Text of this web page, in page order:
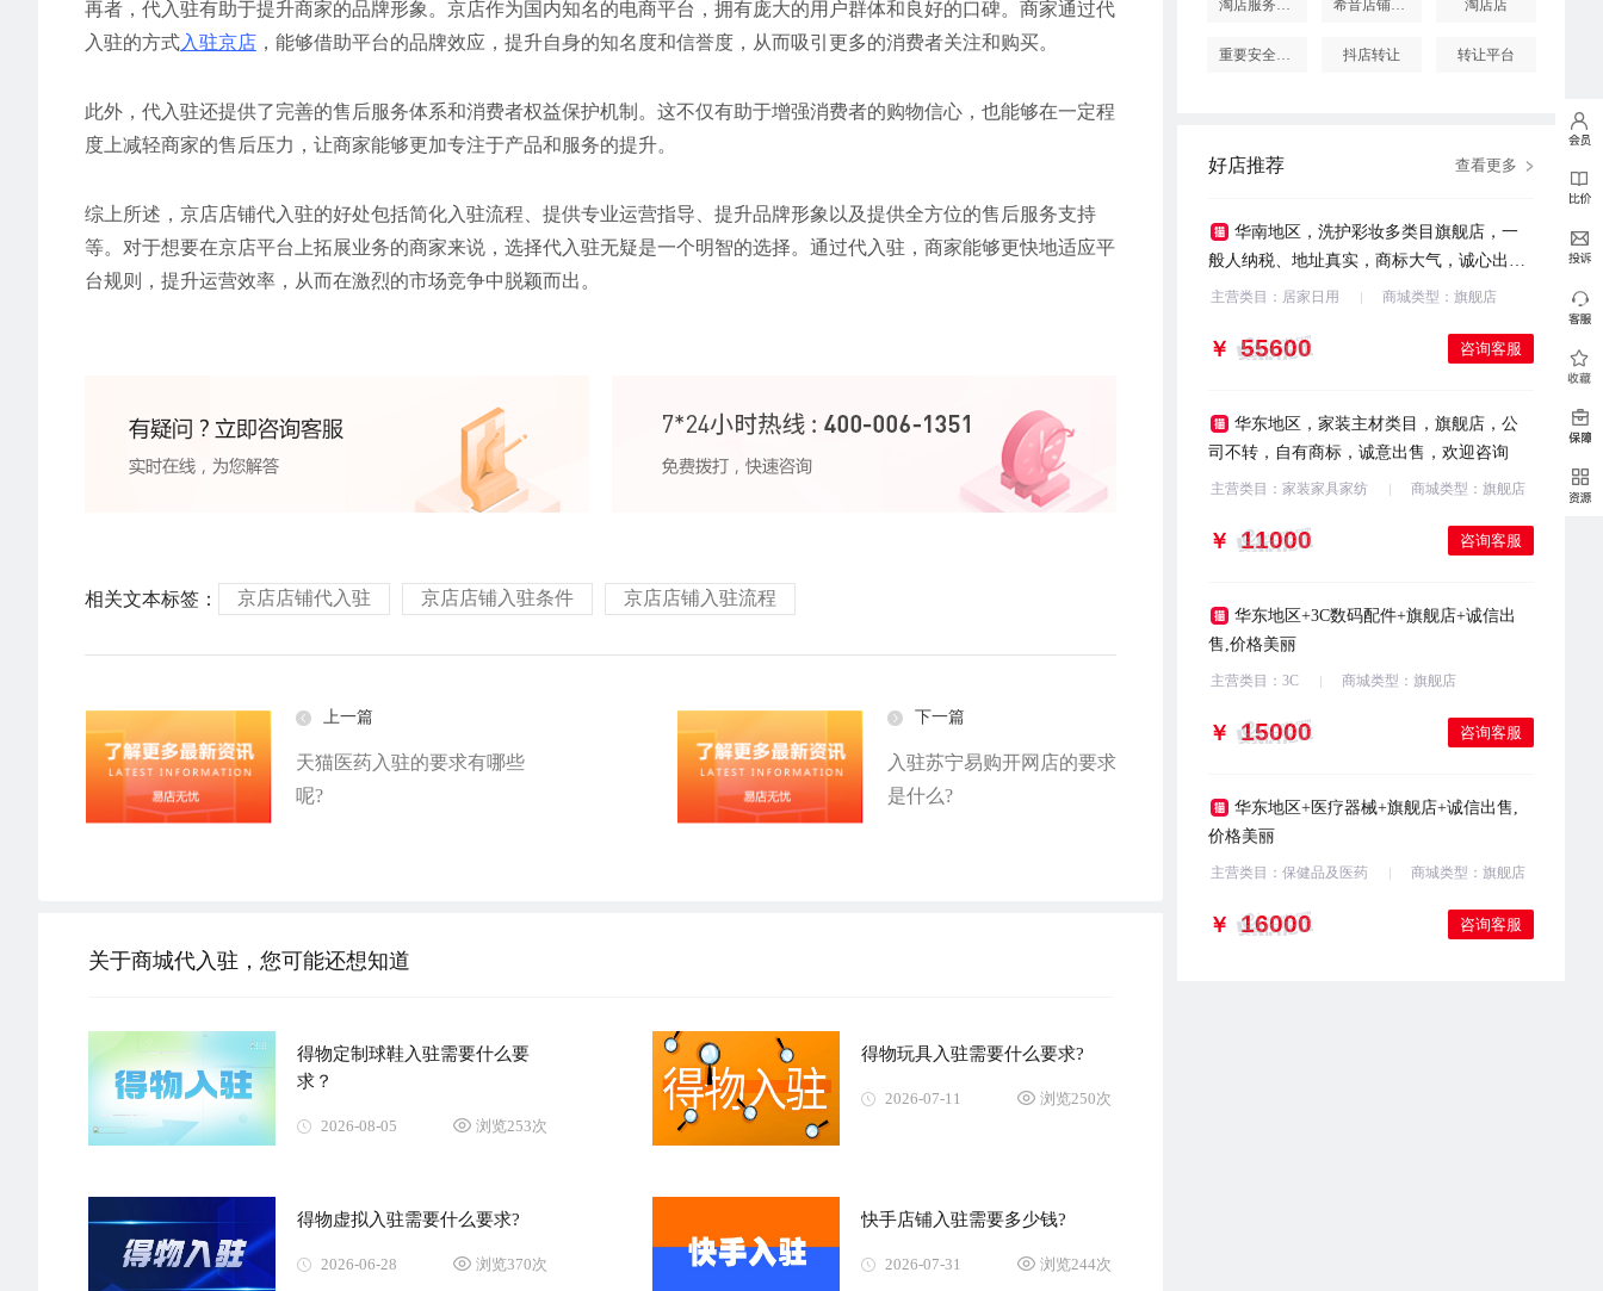
再者，代入驻有助于提升商家的品牌形象。京店作为国内知名的电商平台，拥有庞大的用户群体和良好的口碑。商家通过代
入驻的方式入驻京店 ，能够借助平台的品牌效应，提升自身的知名度和信誉度，从而吸引更多的消费者关注和购买。
此外，代入驻还提供了完善的售后服务体系和消费者权益保护机制。这不仅有助于增强消费者的购物信心，也能够在一定程
度上减轻商家的售后压力，让商家能够更加专注于产品和服务的提升。
综上所述，京店店铺代入驻的好处包括简化入驻流程、提供专业运营指导、提升品牌形象以及提供全方位的售后服务支持
等。对于想要在京店平台上拓展业务的商家来说，选择代入驻无疑是一个明智的选择。通过代入驻，商家能够更快地适应平
台规则，提升运营效率，从而在激烈的市场竞争中脱颖而出。
相关文本标签： 京店店铺代入驻 京店店铺入驻条件 京店店铺入驻流程
上一篇
天猫医药入驻的要求有哪些
呢?
下一篇
入驻苏宁易购开网店的要求
是什么?
关于商城代入驻，您可能还想知道
得物定制球鞋入驻需要什么要
求？
2026-08-05 浏览253次
得物玩具入驻需要什么要求?
2026-07-11 浏览250次
得物虚拟入驻需要什么要求?
2026-06-28 浏览370次
快手店铺入驻需要多少钱?
2026-07-31 浏览244次
淘店服务市场 希音店铺购买 淘店店
重要安全提醒 抖店转让 转让平台
好店推荐 查看更多
华南地区，洗护彩妆多类目旗舰店，一
般人纳税、地址真实，商标大气，诚心出
售，欢迎滴滴
主营类目：居家日用 商城类型：旗舰店
￥ 咨询客服
华东地区，家装主材类目，旗舰店，公
司不转，自有商标，诚意出售，欢迎咨询
主营类目：家装家具家纺 商城类型：旗舰店
￥ 咨询客服
华东地区+3C数码配件+旗舰店+诚信出
售,价格美丽
主营类目：3C 商城类型：旗舰店
￥ 咨询客服
华东地区+医疗器械+旗舰店+诚信出售,
价格美丽
主营类目：保健品及医药 商城类型：旗舰店
￥ 咨询客服